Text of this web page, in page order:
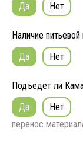
Да
Нет
Наличие
Да
Нет
Подъедет ли
Да
Нет
перенос